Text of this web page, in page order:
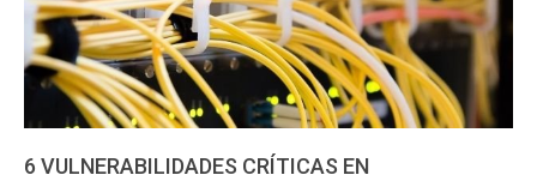
6 VULNERABILIDADES CRÍTICAS EN